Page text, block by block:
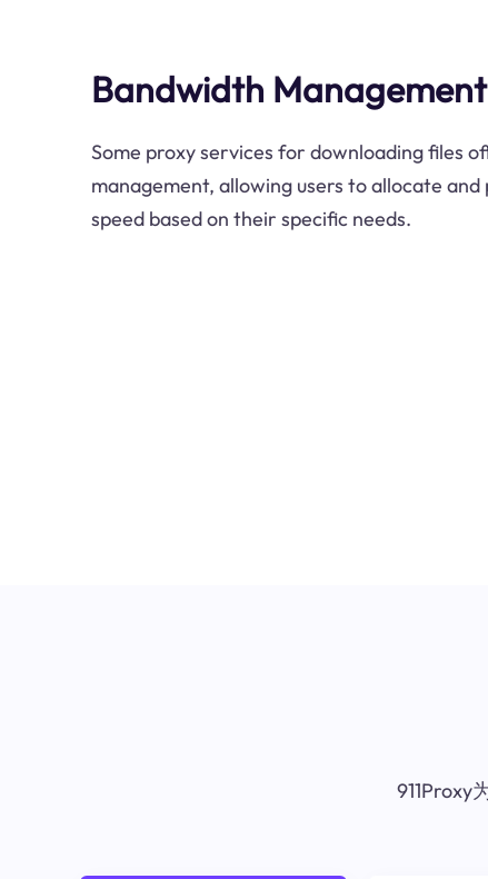
Bandwidth Management
Some proxy services for downloading files
management, allowing users to allocate
speed based on their specific needs.
911Proxy